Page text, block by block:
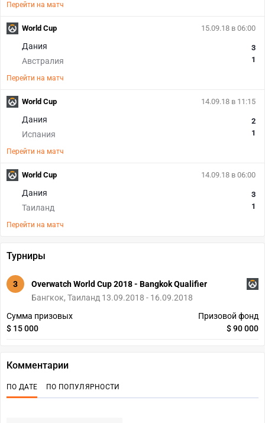
Перейти на матч
15.09.18 в 06:00
Дания
Австралия
3
1
Перейти на матч
World Cup
14.09.18 в 11:15
Дания
Испания
2
1
Перейти на матч
World Cup
14.09.18 в 06:00
Дания
Таиланд
3
1
Перейти на матч
World Cup
Турниры
3
Overwatch World Cup 2018 - Bangkok Qualifier
Бангкок, Таиланд 13.09.2018 - 16.09.2018
Сумма призовых
$ 15 000
Призовой фонд
$ 90 000
Комментарии
ПО ДАТЕ ПО ПОПУЛЯРНОСТИ